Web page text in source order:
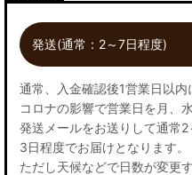
発送(通常：2～7日程度)
通常、入金確認後1営業日以内
コロナの影響で営業日を月、
発送メールをお送りして通常
3日程度でお届けとなります。
ただし天候などで日数が変更